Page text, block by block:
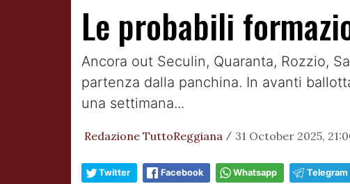
Le probabili
Ancora out Seculin, Quaranta, Rozzio,
partenza dalla panchina. In avanti
una settimana...
Redazione TuttoReggiana / 31 October 2025,
Twitter Facebook Whatsapp Telegram